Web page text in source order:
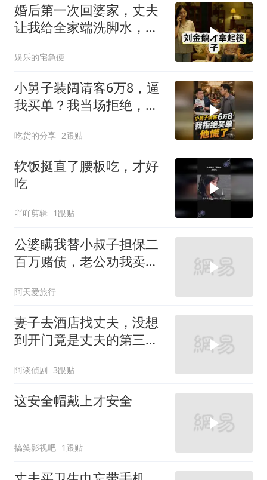
婚后第一次回婆家，丈夫
让我给全家端洗脚水，我
个电话
娱乐的宅急便
小舅子装阔请客6万8，逼
我买单？我当场拒绝，他
吃货的分享 2跟贴
软饭挺直了腰板吃，才好
吃
吖吖剪辑 1跟贴
公婆瞒我替小叔子担保二
百万赌债，老公劝我卖房
阿天爱旅行
妻子去酒店找丈夫，没想
到开门竟是丈夫的第三
阿谈侦剧 3跟贴
这安全帽戴上才安全
搞笑影视吧 1跟贴